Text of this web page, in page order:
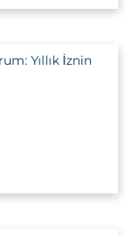
Yıllık İznin